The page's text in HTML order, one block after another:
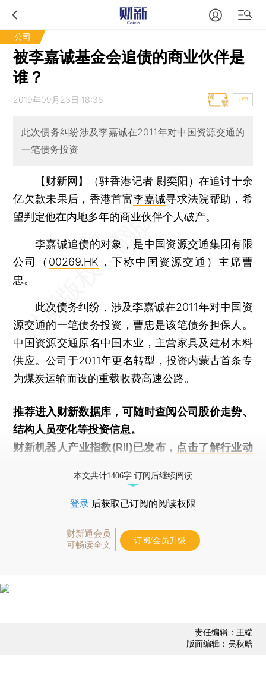
公司
被李嘉诚基金会追债的商业伙伴是
谁？
2019年09月23日 18:36 T中
此次债务纠纷涉及李嘉诚在2011年对中国资源交通的
一笔债务投资
【财新网】（驻香港记者 尉奕阳）在追讨十余
亿欠款未果后，香港首富李嘉诚寻求法院帮助，希
望判定他在内地多年的商业伙伴个人破产。
李嘉诚追债的对象，是中国资源交通集团有限
公司（ 00269.HK ，下称中国资源交通）主席曹
忠。
此次债务纠纷，涉及李嘉诚在2011年对中国资
源交通的一笔债务投资，曹忠是该笔债务担保人。
中国资源交通原名中国木业，主营家具及建材木料
供应。公司于2011年更名转型，投资内蒙古首条专
为煤炭运输而设的重载收费高速公路。
推荐进入财新数据库 ，可随时查阅公司股价走势、
结构人员变化等投资信息。
财新机器人产业指数(RII)已发布， 点击了解行业动
本文共计1406字 订阅后继续阅读
登录 后获取已订阅的阅读权限
财新通会员
可畅读全文
订阅/会员升级
责任编辑：王端
版面编辑：吴秋晗